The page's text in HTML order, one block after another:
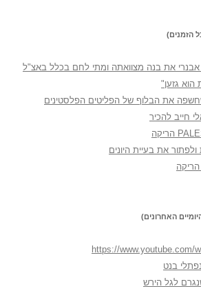
הזמנים)
את בנה מצוואתה ומתי לחם בכלל באצ"ל
הוא גזען"
את הבלוף של הפליטים הפלסטינים
חייב להכיר
את בעיית היונים
האחרונים)
https://www.youtube.com/
בנט
לגל הירש